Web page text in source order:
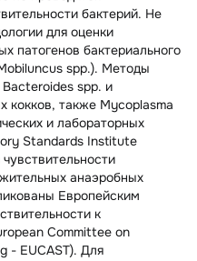
бактерий. Не
для оценки
патогенов бактериального
spp.). Методы
Bacteroides spp. и
кокков, также Mycoplasma
и лабораторных
Standards Institute
анаэробных
Европейским
к
Committee on
- EUCAST). Для